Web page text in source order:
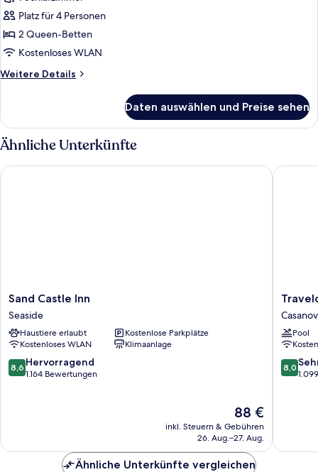
2 Queen-
Betten
anzeigen
Platz für 4 Personen
2 Queen-Betten
Kostenloses WLAN
Weitere Details
Weitere
2 Queen-
Betten
Daten auswählen und Preise sehen
Ähnliche Unterkünfte
Sand
Castle
Inn
Seaside
Sand Castle Inn
Seaside
Haustiere erlaubt
Kostenlose Parkplätze
Kostenloses WLAN
Klimaanlage
8.6
von
8,6 Hervorragend
1.164 Bewertungen
Der
Preis
beträgt
88 €
inkl. Steuern & Gebühren
26. Aug.–27. Aug.
Sand Castle Inn
by
Bay
Pool
8.0
von
8,0
Ähnliche Unterkünfte vergleichen